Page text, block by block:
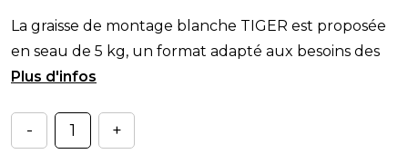
La graisse de montage blanche TIGER est proposée
en seau de 5 kg, un format adapté aux besoins des
ateliers travaillant sur poids lourds (PL), agricol
- +